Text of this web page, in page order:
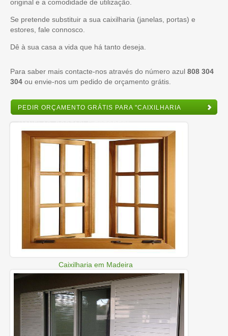
original e a comodidade de utilização.
Se pretende substituir a sua caixilharia (janelas, portas) e
estores, fale connosco.
Dê à sua casa a vida que há tanto deseja.
Para saber mais contacte-nos através do número azul 808 304
304 ou envie-nos um pedido de orçamento grátis.
PEDIR ORÇAMENTO GRÁTIS PARA "CAIXILHARIA
(JANELAS, PORTAS) E ESTORES"
Caixilharia em Madeira